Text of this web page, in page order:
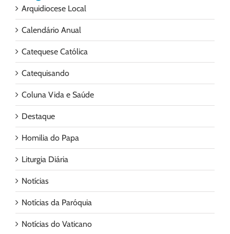
Arquidiocese Local
Calendário Anual
Catequese Católica
Catequisando
Coluna Vida e Saúde
Destaque
Homilia do Papa
Liturgia Diária
Notícias
Notícias da Paróquia
Notícias do Vaticano